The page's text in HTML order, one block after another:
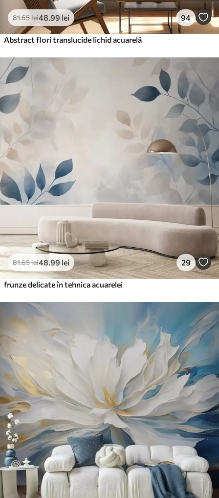
81.65lei48 .99 lei 94
Abstract flori translucide lichid acuarelă
81.65lei48 .99 lei 29
frunze delicate în tehnica acuarelei